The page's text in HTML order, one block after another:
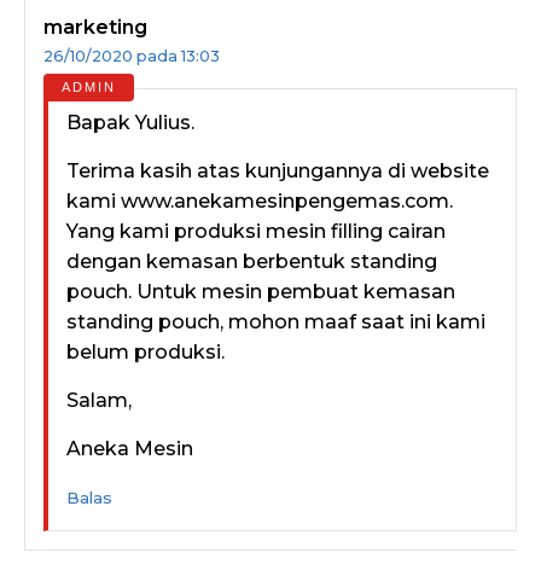
marketing
26/10/2020 pada 13:03
Bapak Yulius.
Terima kasih atas kunjungannya di website
kami www.anekamesinpengemas.com.
Yang kami produksi mesin filling cairan
dengan kemasan berbentuk standing
pouch. Untuk mesin pembuat kemasan
standing pouch, mohon maaf saat ini kami
belum produksi.
Salam,
Aneka Mesin
Balas